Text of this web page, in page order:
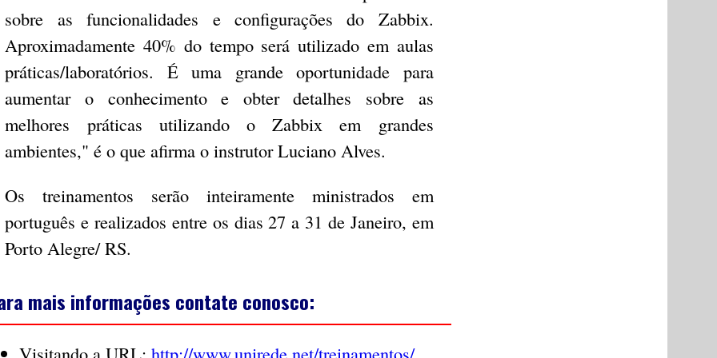
sobre as funcionalidades e configurações do Zabbix.
Aproximadamente 40% do tempo será utilizado em aulas
práticas/laboratórios. É uma grande oportunidade para
aumentar o conhecimento e obter detalhes sobre as
melhores práticas utilizando o Zabbix em grandes
ambientes," é o que afirma o instrutor Luciano Alves.
Os treinamentos serão inteiramente ministrados em
português e realizados entre os dias 27 a 31 de Janeiro, em
Porto Alegre/ RS.
mais informações contate conosco:
Visitando a URL: http://www.unirede.net/treinamentos/